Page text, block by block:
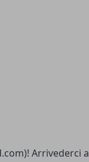
Arrivederci